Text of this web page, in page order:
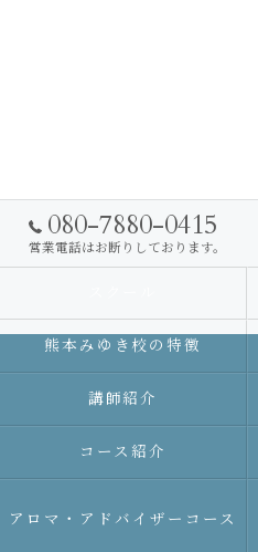
080-7880-0415
営業電話はお断りしております。
熊本みゆき校の特徴
講師紹介
コース紹介
アロマ・アドバイザーコース